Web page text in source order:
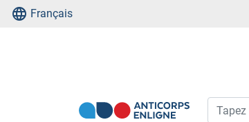
Français